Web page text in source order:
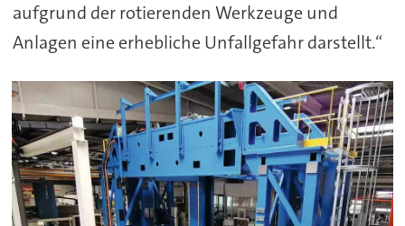
aufgrund der rotierenden Werkzeuge und
Anlagen eine erhebliche Unfallgefahr darstellt.“